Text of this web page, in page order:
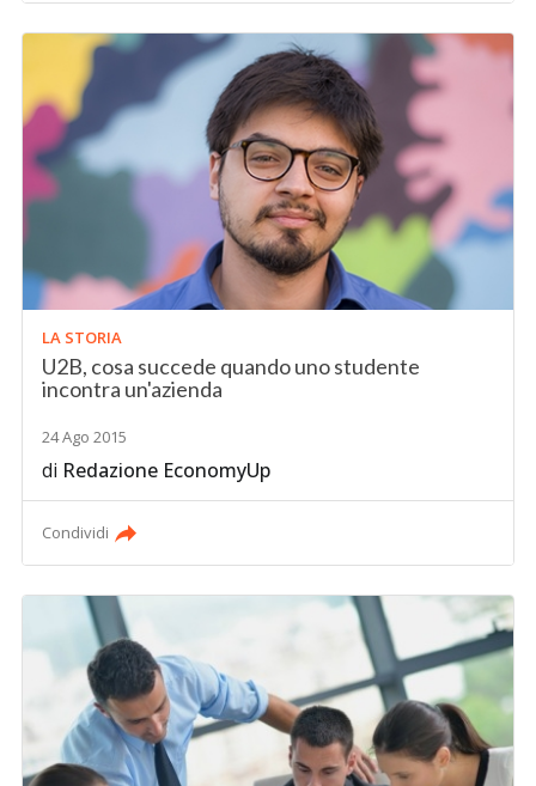
LA STORIA
U2B, cosa succede quando uno studente
incontra un'azienda
24 Ago 2015
di Redazione EconomyUp
Condividi